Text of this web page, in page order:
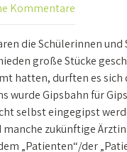
Kommentare
die Schülerinnen und
große Stücke
hatten, durften es
wurde Gipsbahn für
selbst eingegipst
zukünftige
„Patienten“/der